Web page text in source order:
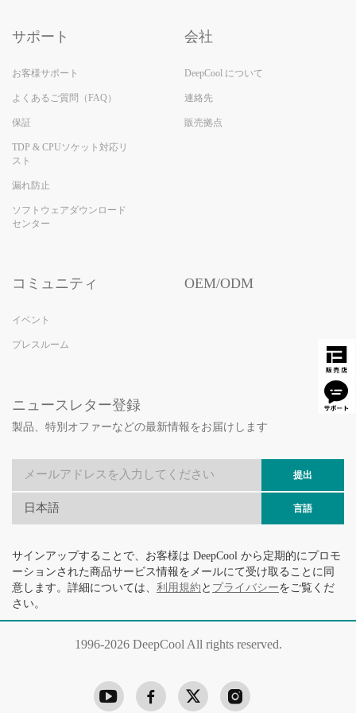
サポート
お客様サポート
よくあるご質問（FAQ）
保証
TDP & CPUソケット対応リ
スト
漏れ防止
ソフトウェアダウンロード
センター
会社
DeepCool について
連絡先
販売拠点
コミュニティ
イベント
プレスルーム
OEM/ODM
ニュースレター登録
製品、特別オファーなどの最新情報をお届けします
提出
日本語 言語
サインアップすることで、お客様は DeepCool から定期的にプロモ
ーションされた商品サービス情報をメールにて受け取ることに同
意します。詳細については、 利用規約 と プライバシーをご覧くだ
さい。
1996-2026 DeepCool All rights reserved.